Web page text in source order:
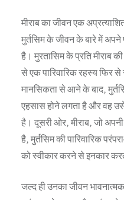
मीराब का जीवन एक
मुर्तसिम के जीवन के बारे में
है। मुरतासिम के प्रति मीराब
से एक पारिवारिक रहस्य फिर
मानसिकता से आने के बाद,
एहसास होने लगता है और वह
है। दूसरी ओर, मीराब, जो
है, मुर्तसिम की पारिवारिक
को स्वीकार करने से इनकार
जल्द ही उनका जीवन